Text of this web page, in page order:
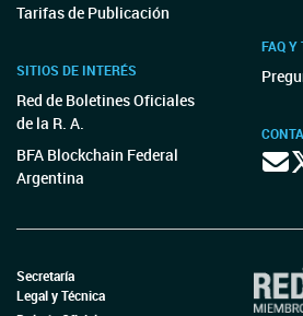
Tarifas de Publicación
SITIOS DE INTERÉS
Red de Boletines Oficiales
de la R. A.
BFA Blockchain Federal
Argentina
FAQ Y
Secretaría
Legal y Técnica